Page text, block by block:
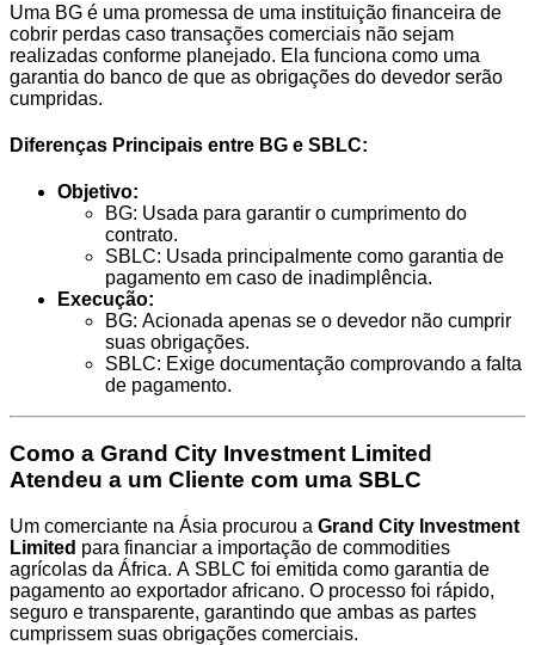
Uma BG é uma promessa de uma instituição financeira de
cobrir perdas caso transações comerciais não sejam
realizadas conforme planejado. Ela funciona como uma
garantia do banco de que as obrigações do devedor serão
cumpridas.
Diferenças Principais entre BG e SBLC:
Objetivo:
BG: Usada para garantir o cumprimento do
contrato.
SBLC: Usada principalmente como garantia de
pagamento em caso de inadimplência.
Execução:
BG: Acionada apenas se o devedor não cumprir
suas obrigações.
SBLC: Exige documentação comprovando a falta
de pagamento.
Como a Grand City Investment Limited
Atendeu a um Cliente com uma SBLC
Um comerciante na Ásia procurou a Grand City Investment
Limited para financiar a importação de commodities
agrícolas da África. A SBLC foi emitida como garantia de
pagamento ao exportador africano. O processo foi rápido,
seguro e transparente, garantindo que ambas as partes
cumprissem suas obrigações comerciais.